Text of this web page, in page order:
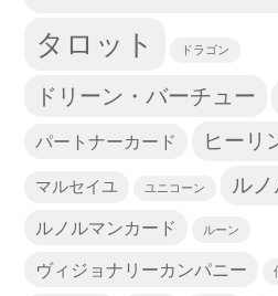
タロット ドラゴン
ドリーン・バーチュー
パートナーカード ヒーリ
マルセイユ ユニコーン ル
ルノルマンカード ルーン
ヴィジョナリーカンパニー